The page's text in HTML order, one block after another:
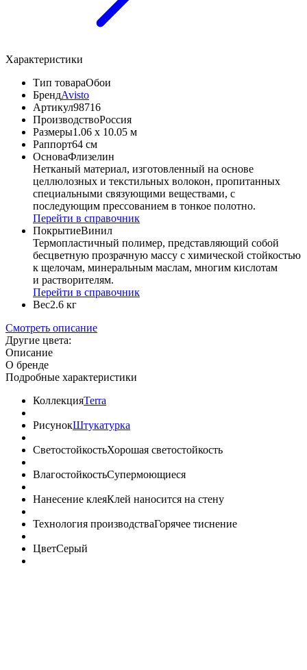
Характеристики
Тип товараОбои
БрендAvisto
Артикул98716
ПроизводствоРоссия
Размеры1.06 x 10.05 м
Раппорт64 см
ОсноваФлизелин
Нетканый материал, изготовленный на основе
целлюлозных и текстильных волокон, пропитанных
специальными связующими веществами, с
последующим прессованием в тонкое полотно.
Перейти в справочник
ПокрытиеВинил
Термопластичный полимер, представляющий собой
бесцветную прозрачную массу с химической стойкостью
к щелочам, минеральным маслам, многим кислотам
и растворителям.
Перейти в справочник
Вес2.6 кг
Смотреть описание
Другие цвета:
Описание
О бренде
Подробные характеристики
КоллекцияTerra
РисунокШтукатурка
СветостойкостьХорошая светостойкость
ВлагостойкостьСупермоющиеся
Нанесение клеяКлей наносится на стену
Технология производстваГорячее тиснение
ЦветСерый